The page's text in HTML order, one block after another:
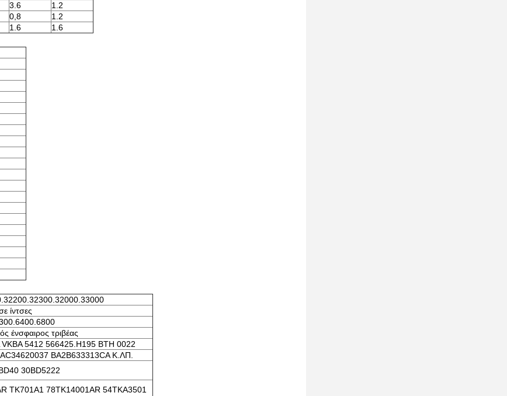
3.6
1.2
0,8
1.2
1.6 1.6
ίντσες
ένσφαιρος τριβέας
5412 566425.H195 BTH 0022
BA2B633313CA Κ.ΛΠ.
30BD5222
TK701A1 78TK14001AR 54TKA3501